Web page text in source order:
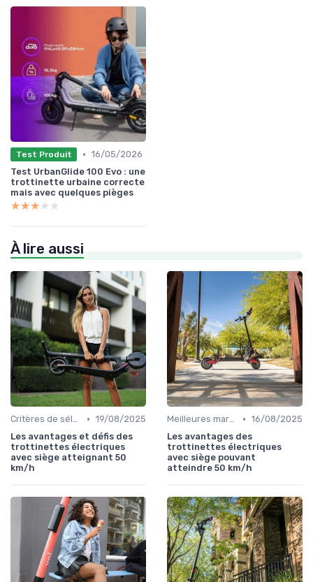
Test Produit • 16/05/2026
Test UrbanGlide 100 Evo : une
trottinette urbaine correcte
mais avec quelques pièges
★★★★★
★★★★★
À lire aussi
Critères de sélection (autonomie, vitesse, poids) • 19/08/2025
Les avantages et défis des
trottinettes électriques
avec siège atteignant 50
km/h
Meilleures marques et modèles • 16/08/2025
Les avantages des
trottinettes électriques
avec siège pouvant
atteindre 50 km/h